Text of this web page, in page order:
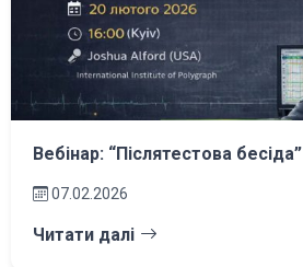
Вебінар: “Післятестова бесіда”
07.02.2026
Читати далі